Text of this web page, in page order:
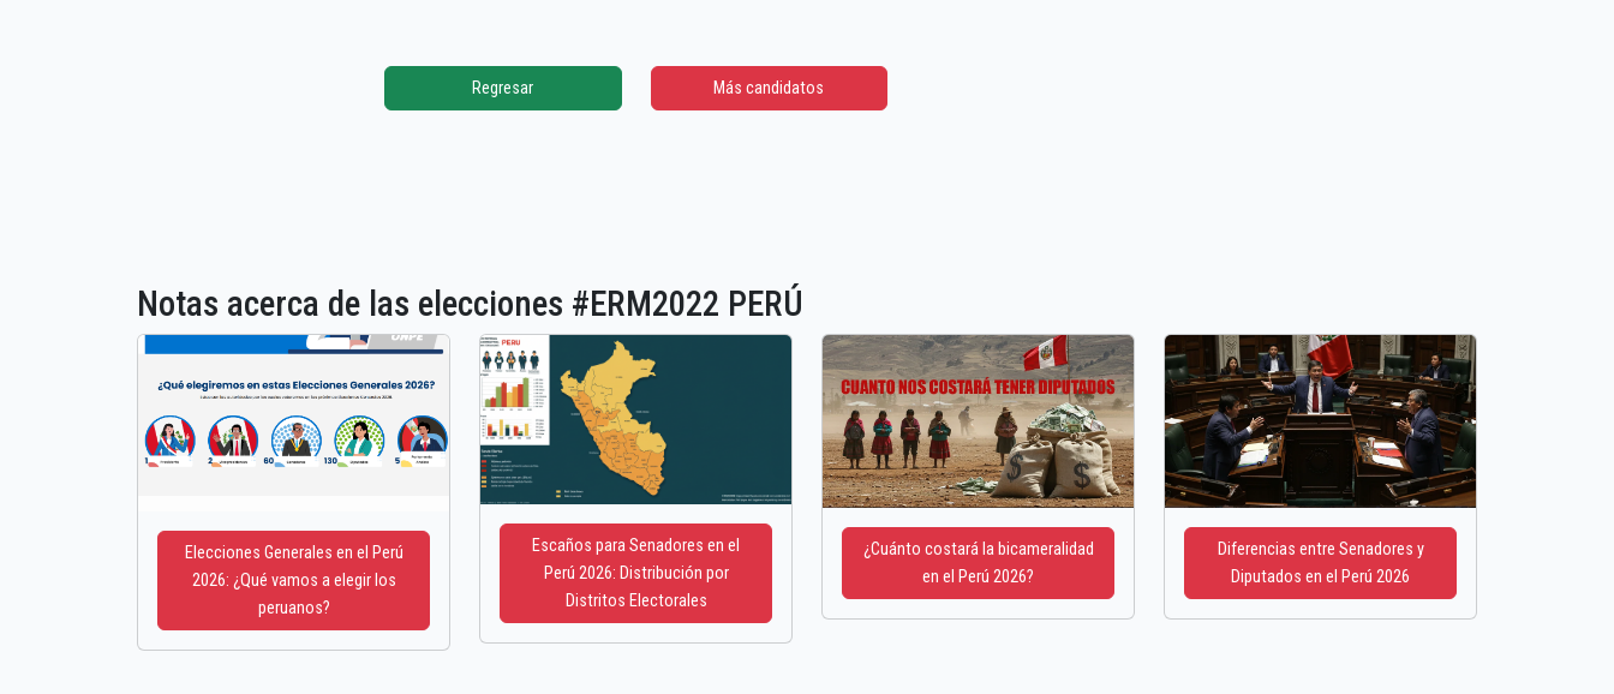
Regresar Más candidatos
Notas acerca de las elecciones #ERM2022 PERÚ
Elecciones Generales en el Perú
2026: ¿Qué vamos a elegir los
peruanos?
Escaños para Senadores en el
Perú 2026: Distribución por
Distritos Electorales
¿Cuánto costará la bicameralidad
en el Perú 2026?
Diferencias entre Senadores y
Diputados en el Perú 2026